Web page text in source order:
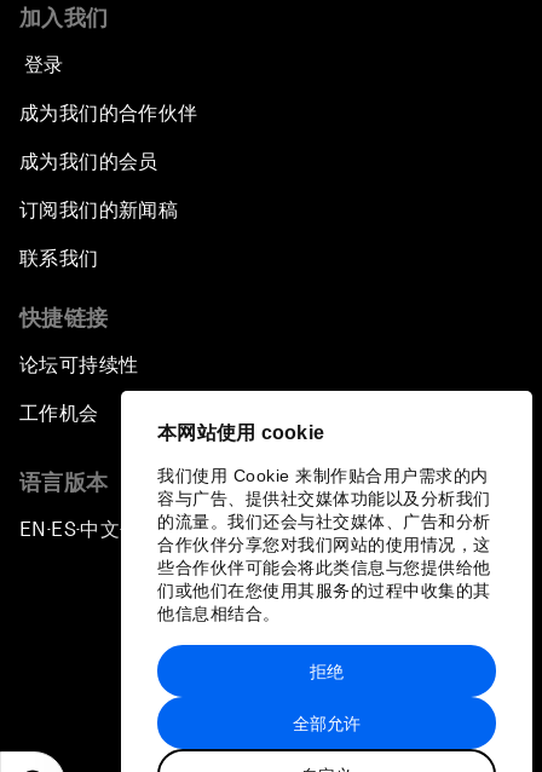
本网站使用 cookie
我们使用 Cookie 来制作贴合用户需求的内
容与广告、提供社交媒体功能以及分析我们
的流量。我们还会与社交媒体、广告和分析
合作伙伴分享您对我们网站的使用情况，这
些合作伙伴可能会将此类信息与您提供给他
们或他们在您使用其服务的过程中收集的其
他信息相结合。
全部允许
拒绝
加入我们
登录
成为我们的合作伙伴
成为我们的会员
订阅我们的新闻稿
联系我们
快捷链接
论坛可持续性
工作机会
语言版本
EN ▪ ES▪中文▪ 日本語
站点地图